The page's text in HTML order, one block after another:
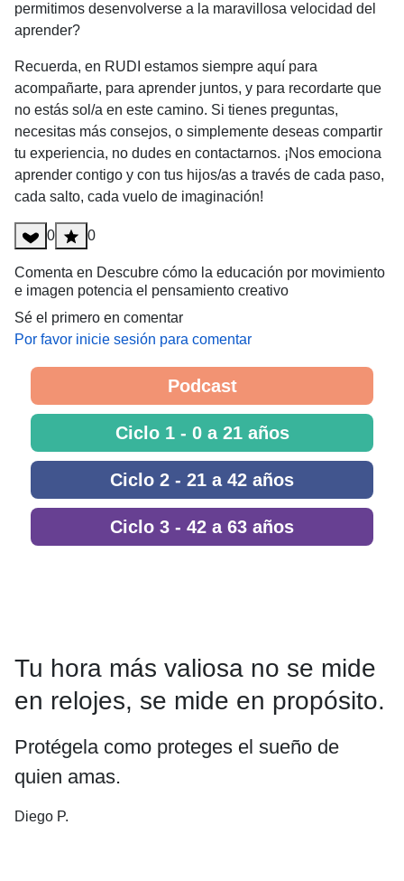
permitimos desenvolverse a la maravillosa velocidad del
aprender?
Recuerda, en RUDI estamos siempre aquí para
acompañarte, para aprender juntos, y para recordarte que
no estás sol/a en este camino. Si tienes preguntas,
necesitas más consejos, o simplemente deseas compartir
tu experiencia, no dudes en contactarnos. ¡Nos emociona
aprender contigo y con tus hijos/as a través de cada paso,
cada salto, cada vuelo de imaginación!
0 0
Comenta en Descubre cómo la educación por movimiento
e imagen potencia el pensamiento creativo
Sé el primero en comentar
Por favor inicie sesión para comentar
Podcast
Ciclo 1 - 0 a 21 años
Ciclo 2 - 21 a 42 años
Ciclo 3 - 42 a 63 años
Tu hora más valiosa no se mide
en relojes, se mide en propósito.
Protégela como proteges el sueño de
quien amas.
Diego P.